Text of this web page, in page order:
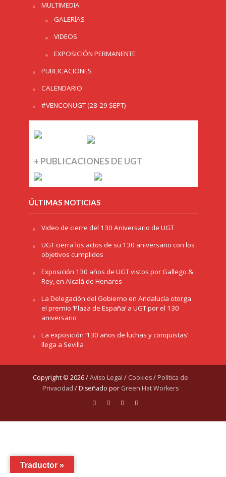
MULTIMEDIA
GALERÍAS
VIDEOS
EXPOSICIÓN PERMANENTE
PUBLICACIONES
CALENDARIO
#VENCONUGT (28-29 SEPT)
+ PUBLICACIONES DE UGT
ÚLTIMAS NOTICIAS
Video de cierre del 130 Aniversario de UGT
UGT cierra los actos de su 130 aniversario con los
objetivos cumplidos
Exposición 130 años de UGT vistos por Gallego &
Rey, en Alcalá de Henares
La Delegación del Gobierno en Andalucía otorga
el premio ‘Plaza de España’ a UGT por el 130
aniversario
La exposición ‘130 años de luchas y conquistas’
llega a Sevilla
Copyright © 2026 /Aviso Legal / Cookies/ Política de
Privacidad / Diseñado por Green Hat Workers
Traductor »